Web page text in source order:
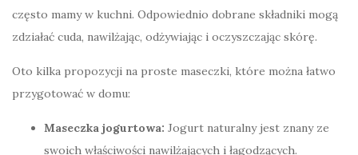
często mamy w kuchni. Odpowiednio dobrane składniki mogą
zdziałać cuda, nawilżając, odżywiając i oczyszczając skórę.
Oto kilka propozycji na proste maseczki, które można łatwo
przygotować w domu:
Maseczka jogurtowa: Jogurt naturalny jest znany ze
swoich właściwości nawilżających i łagodzących.